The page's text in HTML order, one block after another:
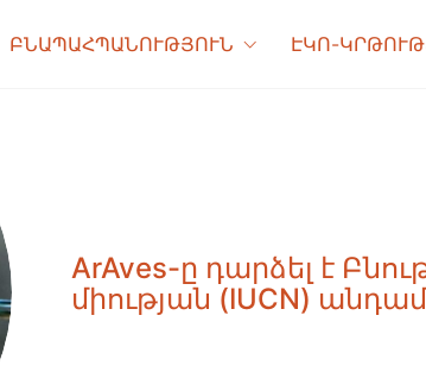
ԲՆԱՊԱՀՊԱՆՈՒԹՅՈՒՆ ԷԿՈ-
ArAves-ը դարձել է
միության (IUCN) անդամ